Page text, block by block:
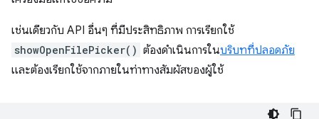
เช่นเดียวกับ API อื่นๆ ที่มีประสิทธิภาพ การเรียกใช้
showOpenFilePicker() ต้องดำเนินการในบริบทที่ปลอดภัย
และต้องเรียกใช้จากภายในท่าทางสัมผัสของผู้ใช้